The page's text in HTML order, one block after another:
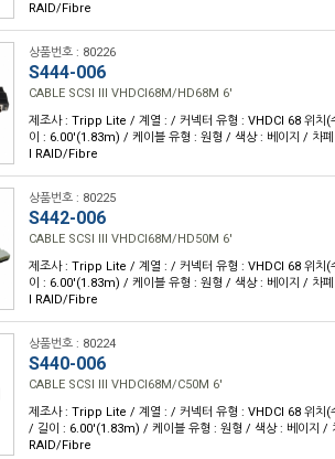
RAID/Fibre
상품번호 : 80226
S444-006
CABLE SCSI III VHDCI68M/HD68M 6'
제조사 : Tripp Lite / 계열 : / 커넥터 유형 : VHDCI 68 위치(
이 : 6.00'(1.83m) / 케이블 유형 : 원형 / 색상 : 베이지 / 차
I RAID/Fibre
상품번호 : 80225
S442-006
CABLE SCSI III VHDCI68M/HD50M 6'
제조사 : Tripp Lite / 계열 : / 커넥터 유형 : VHDCI 68 위치(
이 : 6.00'(1.83m) / 케이블 유형 : 원형 / 색상 : 베이지 / 차
I RAID/Fibre
상품번호 : 80224
S440-006
CABLE SCSI III VHDCI68M/C50M 6'
제조사 : Tripp Lite / 계열 : / 커넥터 유형 : VHDCI 68 위치(
/ 길이 : 6.00'(1.83m) / 케이블 유형 : 원형 / 색상 : 베이지 /
RAID/Fibre